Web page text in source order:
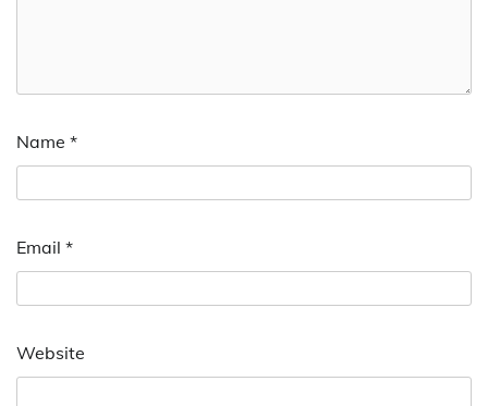
Name *
Email *
Website